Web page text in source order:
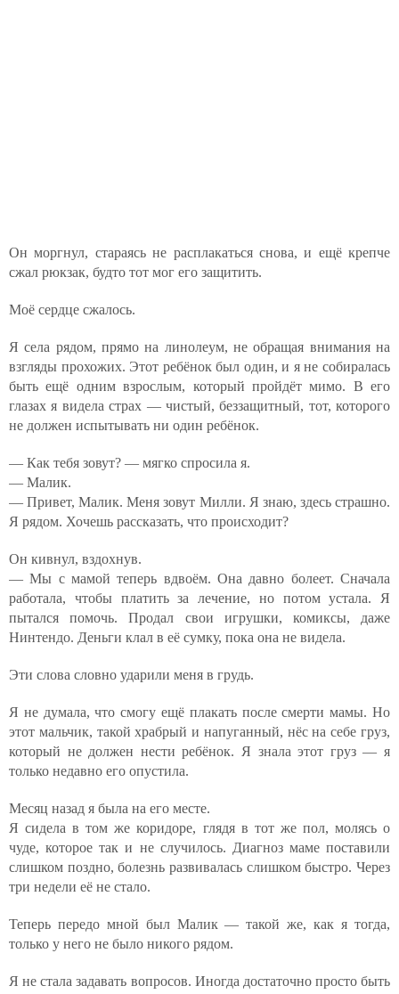
Он моргнул, стараясь не расплакаться снова, и ещё крепче
сжал рюкзак, будто тот мог его защитить.
Моё сердце сжалось.
Я села рядом, прямо на линолеум, не обращая внимания на
взгляды прохожих. Этот ребёнок был один, и я не собиралась
быть ещё одним взрослым, который пройдёт мимо. В его
глазах я видела страх — чистый, беззащитный, тот, которого
не должен испытывать ни один ребёнок.
— Как тебя зовут? — мягко спросила я.
— Малик.
— Привет, Малик. Меня зовут Милли. Я знаю, здесь страшно.
Я рядом. Хочешь рассказать, что происходит?
Он кивнул, вздохнув.
— Мы с мамой теперь вдвоём. Она давно болеет. Сначала
работала, чтобы платить за лечение, но потом устала. Я
пытался помочь. Продал свои игрушки, комиксы, даже
Нинтендо. Деньги клал в её сумку, пока она не видела.
Эти слова словно ударили меня в грудь.
Я не думала, что смогу ещё плакать после смерти мамы. Но
этот мальчик, такой храбрый и напуганный, нёс на себе груз,
который не должен нести ребёнок. Я знала этот груз — я
только недавно его опустила.
Месяц назад я была на его месте.
Я сидела в том же коридоре, глядя в тот же пол, молясь о
чуде, которое так и не случилось. Диагноз маме поставили
слишком поздно, болезнь развивалась слишком быстро. Через
три недели её не стало.
Теперь передо мной был Малик — такой же, как я тогда,
только у него не было никого рядом.
Я не стала задавать вопросов. Иногда достаточно просто быть